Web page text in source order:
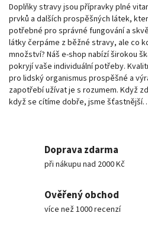
Doplňky stravy jsou přípravky plné
prvků a dalších prospěšných látek,
potřebné pro správné fungování a
látky čerpáme z běžné stravy, ale co
množství? Náš e-shop nabízí širokou
pokryjí vaše individuální potřeby.
pro lidský organismus prospěšné a
zapotřebí užívat je s rozumem. Když
když se cítíme dobře, jsme
Doprava zdarma
při nákupu nad 2000 Kč
Ověřený obchod
více než 1000 recenzí